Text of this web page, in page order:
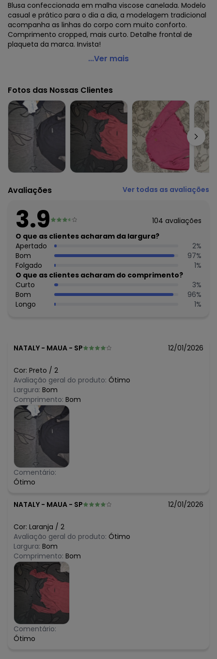
Blusa confeccionada em malha viscose canelada. Modelo
casual e prático para o dia a dia, a modelagem tradicional
acompanha as linhas do corpo com muito conforto.
Comprimento cropped, mais curto. Detalhe frontal de
plaqueta da marca. Invista!
Carinhoso - Blusa Cropped Canelada Menina Laranja
Comprimento da manga: Longa
Fornecedor: MALWEE MALHAS LTDA / CNPJ 84.429.737/0001-
14
Feito: Brasil
Cuidados para conservação do produto: Temperatura
máxima de lavagem 30C. Não alvejar. Não passar sobre a
estampa.
Tecido: Malha viscose canelada
Composição: Viscose 85% como mínimo
O preço apresentado abaixo é o menor oferecido em
algum dia do mês, para o menor tamanho disponível.
agosto/2026
R$ 19,97
julho/2026 N/D*
junho/2026
maio/2026 R$ 23,97
abril/2026 R$ 23,97
março/2026 R$ 23,97
fevereiro/2026 R$ 23,97
...Ver mais
Fotos das Nossas Clientes
Avaliações Ver todas as avaliações
3.9 104 avaliações
O que as clientes acharam da largura?
Apertado
2%
Bom
97%
Folgado
1%
O que as clientes acharam do comprimento?
Curto
3%
Bom
96%
Longo
1%
NATALY - MAUA - SP 12/01/2026
Cor: Preto / 2
Avaliação geral do produto: Ótimo
Largura: Bom
Comprimento: Bom
Comentário:
Ótimo
NATALY - MAUA - SP 12/01/2026
Cor: Laranja / 2
Avaliação geral do produto: Ótimo
Largura: Bom
Comprimento: Bom
Comentário:
Ótimo